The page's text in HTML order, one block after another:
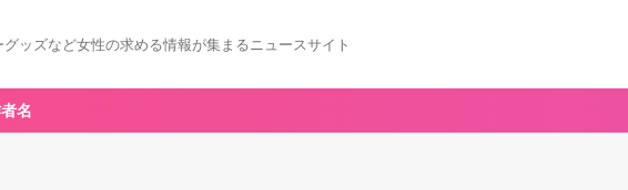
ッズなど女性の求める情報が集まるニュースサイト
名